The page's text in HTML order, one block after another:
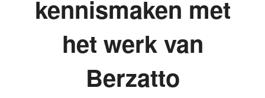
kennismaken met
het werk van
Berzatto